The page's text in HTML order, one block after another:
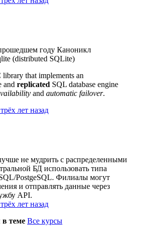
году Каноникл
(distributed SQLite)
library that implements an
and replicated SQL database engine
and automatic failover.
лет назад
не мудрить c распределенными
БД использовать типа
PostgeSQL. Филиалы могут
и отправлять данные через
API.
лет назад
в теме Все курсы